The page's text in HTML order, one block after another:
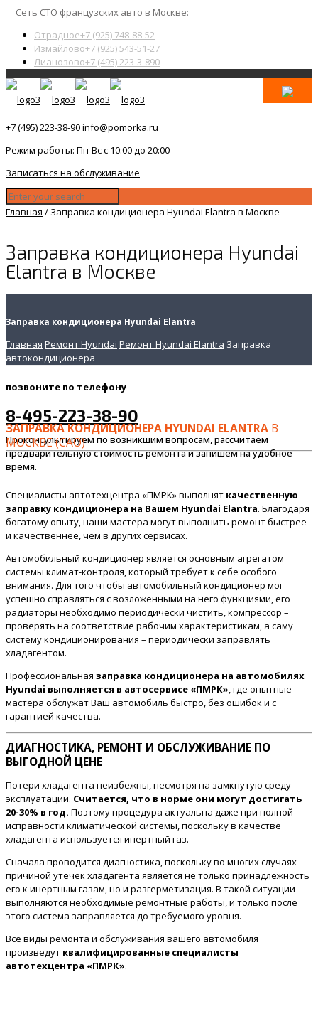
Сеть СТО французских авто в Москве:
Отрадное+7 (925) 748-88-52
Измайлово+7 (925) 543-51-27
Лианозово+7 (495) 223-3-890
+7 (495) 223-38-90info@pomorka.ru
Режим работы: Пн-Вс с 10:00 до 20:00
Записаться на обслуживание
Главная / Заправка кондиционера Hyundai Elantra в Москве
Заправка кондиционера Hyundai
Elantra в Москве
Заправка кондиционера Hyundai Elantra
Главная Ремонт Hyundai Ремонт Hyundai Elantra Заправка
автокондиционера
позвоните по телефону
8-495-223-38-90
Проконсультируем по возникшим вопросам, рассчитаем
предварительную стоимость ремонта и запишем на удобное
время.
ЗАПРАВКА КОНДИЦИОНЕРА HYUNDAI ELANTRA В
МОСКВЕ (САО)
Специалисты автотехцентра «ПМРК» выполнят качественную
заправку кондиционера на Вашем Hyundai Elantra. Благодаря
богатому опыту, наши мастера могут выполнить ремонт быстрее
и качественнее, чем в других сервисах.
Автомобильный кондиционер является основным агрегатом
системы климат-контроля, который требует к себе особого
внимания. Для того чтобы автомобильный кондиционер мог
успешно справляться с возложенными на него функциями, его
радиаторы необходимо периодически чистить, компрессор –
проверять на соответствие рабочим характеристикам, а саму
систему кондиционирования – периодически заправлять
хладагентом.
Профессиональная заправка кондиционера на автомобилях
Hyundai выполняется в автосервисе «ПМРК», где опытные
мастера обслужат Ваш автомобиль быстро, без ошибок и с
гарантией качества.
ДИАГНОСТИКА, РЕМОНТ И ОБСЛУЖИВАНИЕ ПО
ВЫГОДНОЙ ЦЕНЕ
Потери хладагента неизбежны, несмотря на замкнутую среду
эксплуатации. Считается, что в норме они могут достигать
20-30% в год. Поэтому процедура актуальна даже при полной
исправности климатической системы, поскольку в качестве
хладагента используется инертный газ.
Сначала проводится диагностика, поскольку во многих случаях
причиной утечек хладагента является не только принадлежность
его к инертным газам, но и разгерметизация. В такой ситуации
выполняются необходимые ремонтные работы, и только после
этого система заправляется до требуемого уровня.
Все виды ремонта и обслуживания вашего автомобиля
произведут квалифицированные специалисты
автотехцентра «ПМРК».